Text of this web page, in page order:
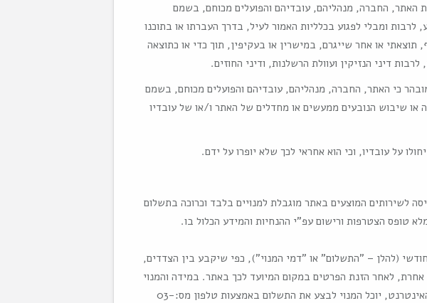
האתר, החברה, מנהליהם, עובדיהם והפועלים מכוחם, בשמם
ומבלי לפגוע בכלליות האמור לעיל, בדרך העברתו או בתוכנו
או אחר שייגרם, במישרין או בעקיפין, תוך כדי או כתוצאה
דיני הנזיקין ועוולת הרשלנות, ודיני החוזים.
כי האתר, החברה, מנהליהם, עובדיהם והפועלים מכוחם, בשמם
או שיבוש הנובעים ממעשים או מחדלים של האתר ו/או של עובדיו
לשירותים המוצעים באתר מוגבלת למנויים בלבד וכרוכה בתשלום
הצטרפות ורישום עפ"י ההנחיות והמידע הכלול בו.
(להלן – "התשלום" או "דמי המנוי"), כפי שיקבע בין הצדדים,
לאחר הזנת הפרטים במקום המיועד לכך באתר. במידה והמנוי
אינו מעונין לבצע את פעולת התשלום באמצעות האינטרנט, יוכל המנוי לבצע את התשלום באמצעות טלפון מס:03-